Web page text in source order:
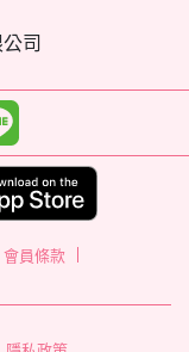
司
會員條款